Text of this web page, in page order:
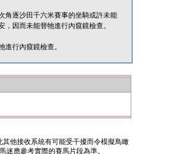
角逐沙田千六米賽事的坐騎或許未能
因而未能替牠進行內窺鏡檢查。
行內窺鏡檢查。
他接收系統有可能受干擾而令模擬鳥瞰
應參考實際的賽馬片段為準。